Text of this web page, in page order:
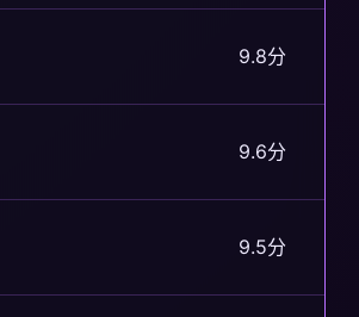
9.8分
9.6分
9.5分